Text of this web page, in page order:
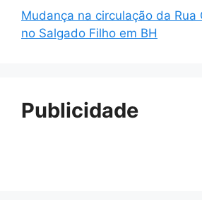
Mudança na circulação da Rua
no Salgado Filho em BH
Publicidade